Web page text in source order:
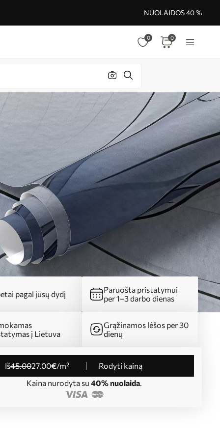
NUOLAIDOS 40 %
0 0
pagal jūsų dydį
Paruošta pristatymui
per 1–3 darbo dienas
į Lietuva
Grąžinamos lėšos per 30
dienų
iš45.0027.00€/m²
Rodyti kainą
Kaina nurodyta su 40% nuolaida.